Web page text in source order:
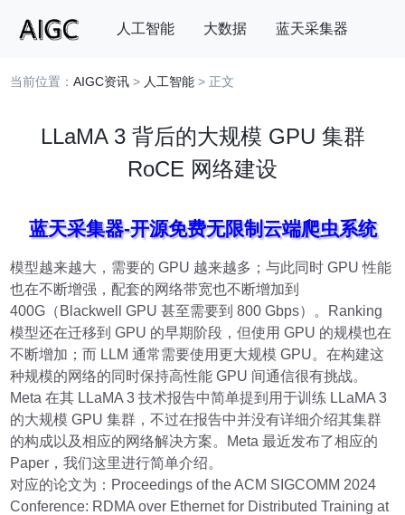
人工智能 大数据 蓝天采集器
搜索
当前位置：AIGC资讯 > 人工智能 > 正文
LLaMA 3 背后的大规模 GPU 集群
RoCE 网络建设
蓝天采集器-开源免费无限制云端爬虫系统
模型越来越大，需要的 GPU 越来越多；与此同时 GPU 性能
也在不断增强，配套的网络带宽也不断增加到
400G（Blackwell GPU 甚至需要到 800 Gbps）。Ranking
模型还在迁移到 GPU 的早期阶段，但使用 GPU 的规模也在
不断增加；而 LLM 通常需要使用更大规模 GPU。在构建这
种规模的网络的同时保持高性能 GPU 间通信很有挑战。
Meta 在其 LLaMA 3 技术报告中简单提到用于训练 LLaMA 3
的大规模 GPU 集群，不过在报告中并没有详细介绍其集群
的构成以及相应的网络解决方案。Meta 最近发布了相应的
Paper，我们这里进行简单介绍。
对应的论文为：Proceedings of the ACM SIGCOMM 2024
Conference: RDMA over Ethernet for Distributed Training at